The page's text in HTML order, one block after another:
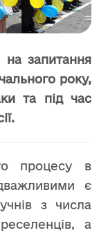
на запитання
року,
та під час
процесу в
є
з числа
а